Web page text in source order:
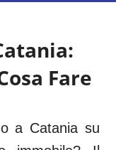
:
Fare
a Catania su